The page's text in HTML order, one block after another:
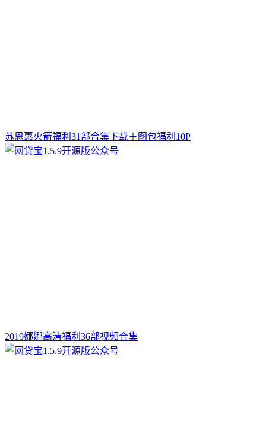
苏恩惠火箭福利31部合集下载＋图包福利10P
2019娜娜高清福利36部视频合集